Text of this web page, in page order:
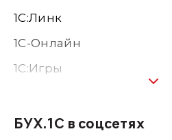
1С:Линк
1С-Онлайн
1C:Игры
1С:Консалтинг
БУХ.1С в соцсетях